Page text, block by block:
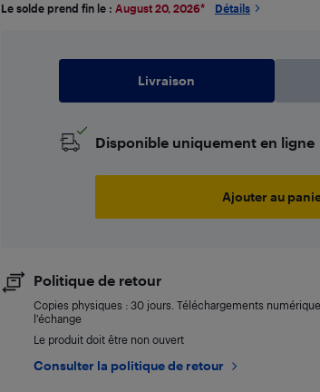
Le solde prend fin le : August 20, 2026* Détails
Livraison
Disponible uniquement en ligne
Ajouter au
Politique de retour
Copies physiques : 30 jours. Téléchargements
l’échange
Le produit doit être non ouvert
Consulter la politique de retour